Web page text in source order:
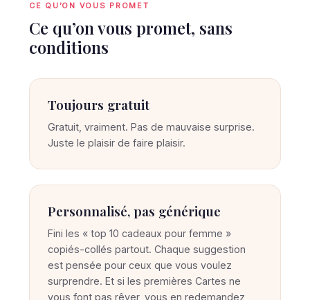
CE QU’ON VOUS PROMET
Ce qu’on vous promet, sans
conditions
Toujours gratuit
Gratuit, vraiment. Pas de mauvaise surprise.
Juste le plaisir de faire plaisir.
Personnalisé, pas générique
Fini les « top 10 cadeaux pour femme »
copiés-collés partout. Chaque suggestion
est pensée pour ceux que vous voulez
surprendre. Et si les premières Cartes ne
vous font pas rêver, vous en redemandez,